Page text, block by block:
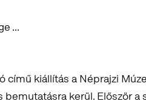
...
című kiállítás a Néprajzi
bemutatásra kerül. Először a